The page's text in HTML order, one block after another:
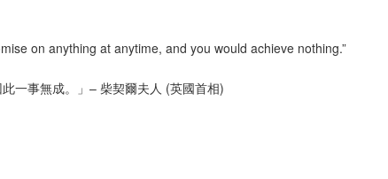
on anything at anytime, and you would achieve nothing.”
一事無成。」– 柴契爾夫人 (英國首相)